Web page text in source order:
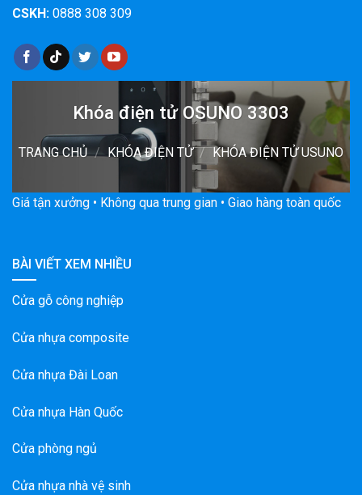
CSKH: 0888 308 309
Khóa điện tử OSUNO 3303
TRANG CHỦ / KHÓA ĐIỆN TỬ / KHÓA ĐIỆN TỬ USUNO
Giá tận xưởng • Không qua trung gian • Giao hàng toàn quốc
BÀI VIẾT XEM NHIỀU
Cửa gỗ công nghiệp
Cửa nhựa composite
Cửa nhựa Đài Loan
Cửa nhựa Hàn Quốc
Cửa phòng ngủ
Cửa nhựa nhà vệ sinh